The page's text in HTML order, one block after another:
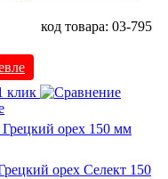
код товара: 03-795
клик
орех Селект 150